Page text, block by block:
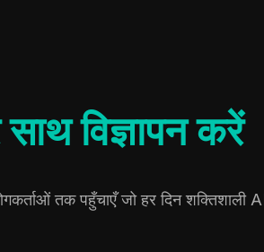
साथ विज्ञापन करें
तक पहुँचाएँ जो हर दिन शक्तिशाली